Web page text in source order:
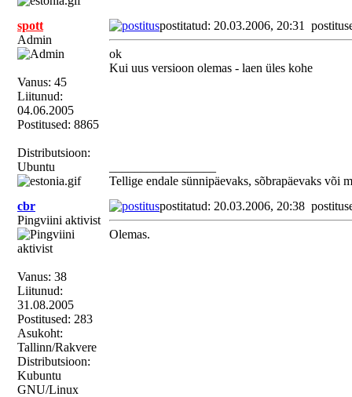
spott
Admin
Vanus: 45
Liitunud:
04.06.2005
Postitused: 8865
Distributsioon:
Ubuntu
postitatud: 20.03.2006, 20:31
ok
Kui uus versioon olemas - laen üles kohe
Tellige endale sünnipäevaks, sõbrapäevaks või
cbr
Pingviini aktivist
Vanus: 38
Liitunud:
31.08.2005
Postitused: 283
Asukoht:
Tallinn/Rakvere
Distributsioon:
Kubuntu
GNU/Linux
postitatud: 20.03.2006, 20:38
Olemas.